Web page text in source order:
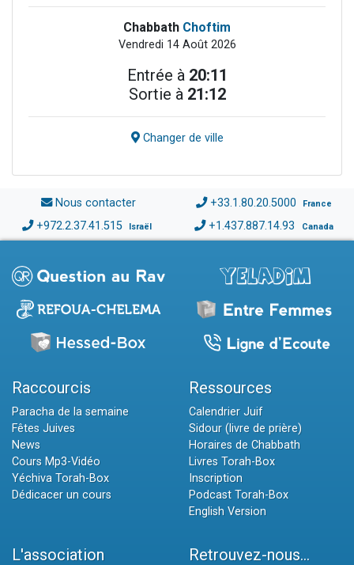
Chabbath Choftim
Vendredi 14 Août 2026
Entrée à 20:11
Sortie à 21:12
Changer de ville
Nous contacter +33.1.80.20.5000 France
+972.2.37.41.515 Israël +1.437.887.14.93 Canada
Raccourcis
Paracha de la semaine
Fêtes Juives
News
Cours Mp3-Vidéo
Yéchiva Torah-Box
Dédicacer un cours
Ressources
Calendrier Juif
Sidour (livre de prière)
Horaires de Chabbath
Livres Torah-Box
Inscription
Podcast Torah-Box
English Version
L'association Retrouvez-nous...